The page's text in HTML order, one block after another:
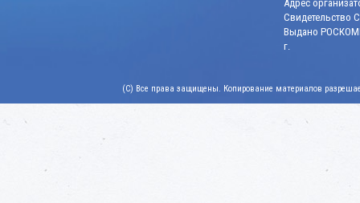
Адрес
Свидетельство
Выдано
г.
(C) Все права защищены. Копирование материалов